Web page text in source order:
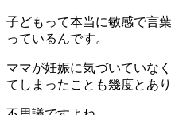
子どもって本当に敏感で言
っているんです。
ママが妊娠に気づいていな
てしまったことも幾度とあり